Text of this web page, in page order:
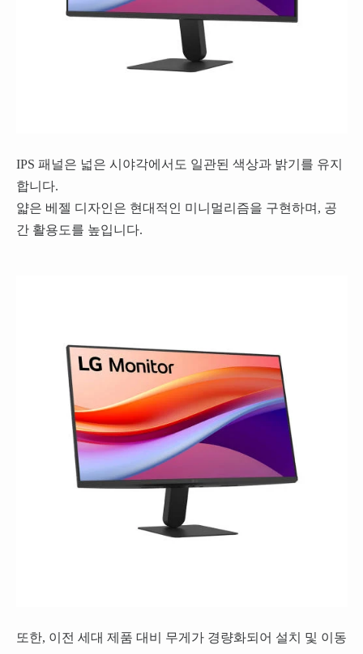
IPS 패널은 넓은 시야각에서도 일관된 색상과 밝기를 유지
합니다.
얇은 베젤 디자인은 현대적인 미니멀리즘을 구현하며, 공
간 활용도를 높입니다.
또한, 이전 세대 제품 대비 무게가 경량화되어 설치 및 이동